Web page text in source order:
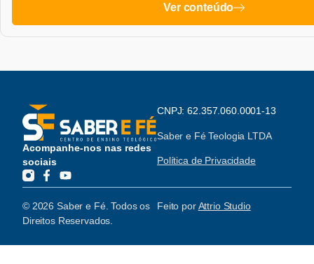
Ver conteúdo
Acompanhe-nos nas redes
sociais
CNPJ: 62.357.060.0001-13
Saber e Fé Teologia LTDA
Política de Privacidade
© 2026 Saber e Fé. Todos os
Direitos Reservados.
Feito porAttrio Studio